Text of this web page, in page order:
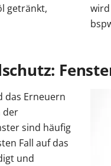
getränkt,
das Erneuern
der
sind häufig
Fall auf das
und